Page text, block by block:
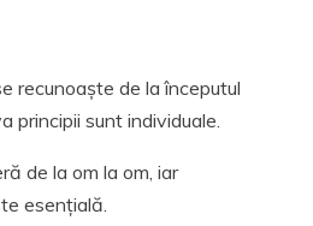
recunoaște de la începutul
principii sunt individuale.
de la om la om, iar
esențială.